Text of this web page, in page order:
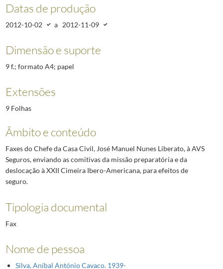
Datas de produção
2012-10-02 a 2012-11-09
Dimensão e suporte
9 f.; formato A4; papel
Extensões
9 Folhas
Âmbito e conteúdo
Faxes do Chefe da Casa Civil, José Manuel Nunes Liberato, à AVS
Seguros, enviando as comitivas da missão preparatória e da
deslocação à XXII Cimeira Ibero-Americana, para efeitos de
seguro.
Tipologia documental
Fax
Nome de pessoa
Silva, Aníbal António Cavaco. 1939-